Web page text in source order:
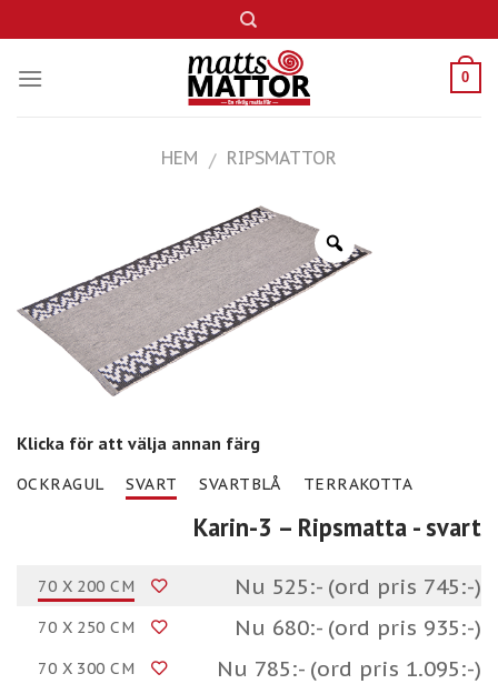
to
content
0
HEM / RIPSMATTOR
Klicka för att välja annan färg
OCKRAGUL SVART SVARTBLÅ TERRAKOTTA
Karin-3 – Ripsmatta - svart
70 X 200 CM Nu 525:- (ord pris 745:-)
70 X 250 CM Nu 680:- (ord pris 935:-)
70 X 300 CM Nu 785:- (ord pris 1.095:-)